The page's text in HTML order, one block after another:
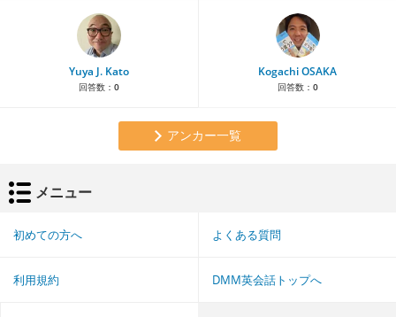
Yuya J. Kato
回答数： 0
Kogachi OSAKA
回答数： 0
アンカー一覧
メニュー
初めての方へ よくある質問
利用規約 DMM英会話トップへ